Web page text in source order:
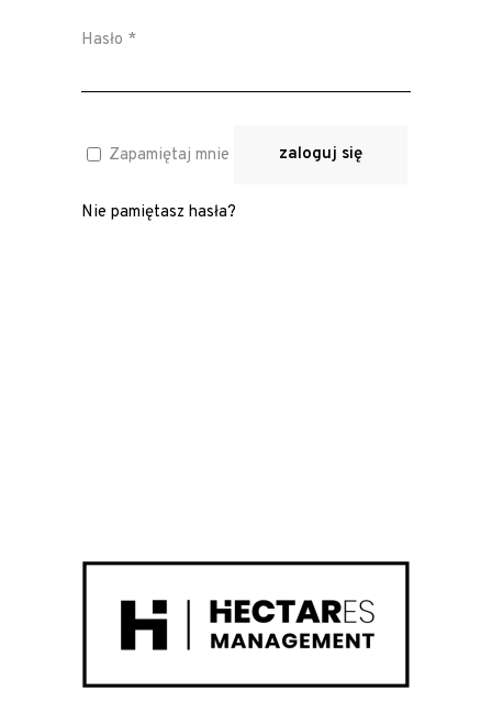
Hasło *Wymagane
Zapamiętaj mnie zaloguj się
Nie pamiętasz hasła?